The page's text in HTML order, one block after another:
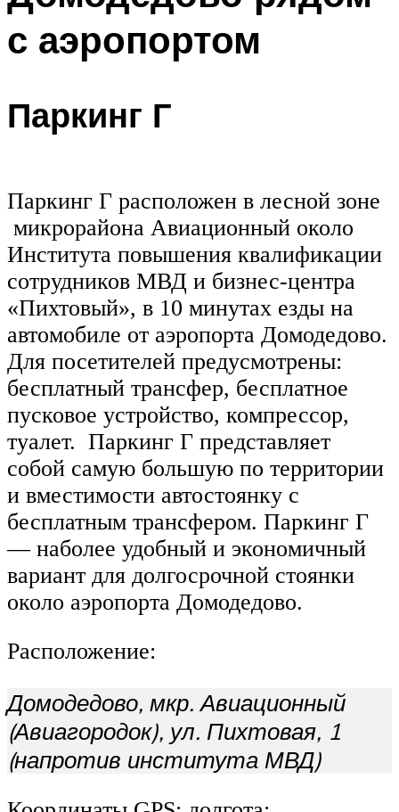
с аэропортом
Паркинг Г
Паркинг Г расположен в лесной зоне
микрорайона Авиационный около
Института повышения квалификации
сотрудников МВД и бизнес-центра
«Пихтовый», в 10 минутах езды на
автомобиле от аэропорта Домодедово.
Для посетителей предусмотрены:
бесплатный трансфер, бесплатное
пусковое устройство, компрессор,
туалет. Паркинг Г представляет
собой самую большую по территории
и вместимости автостоянку с
бесплатным трансфером. Паркинг Г
— наболее удобный и экономичный
вариант для долгосрочной стоянки
около аэропорта Домодедово.
Расположение:
Домодедово, мкр. Авиационный
(Авиагородок), ул. Пихтовая, 1
(напротив института МВД)